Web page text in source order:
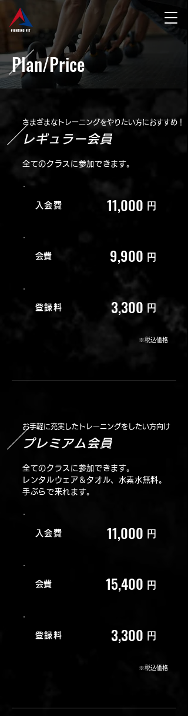
Plan/Price
さまざまなトレーニングをやりたい方におすすめ！
レギュラー会員
全てのクラスに参加できます。
入会費 11,000 円
​会費 9,900 円
登録料 3,300 円
※税込価格
お手軽に充実したトレーニングをしたい方向け
プレミアム会員
全てのクラスに参加できます。
レンタルウェア＆タオル、水素水無料。
手ぶらで来れます。
入会費 11,000 円
​会費 15,400 円
登録料 3,300 円
※税込価格